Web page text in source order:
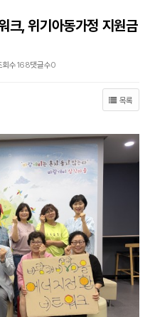
크, 위기아동가정 지원금
회수168댓글수0
목록